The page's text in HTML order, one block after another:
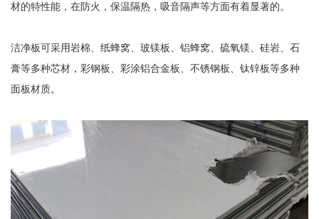
材的特性能，在防火，保温隔热，吸音隔声等方面有着显著的。
洁净板可采用岩棉、纸蜂窝、玻镁板、铝蜂窝、硫氧镁、硅岩、石
膏等多种芯材，彩钢板、彩涂铝合金板、不锈钢板、钛锌板等多种
面板材质。